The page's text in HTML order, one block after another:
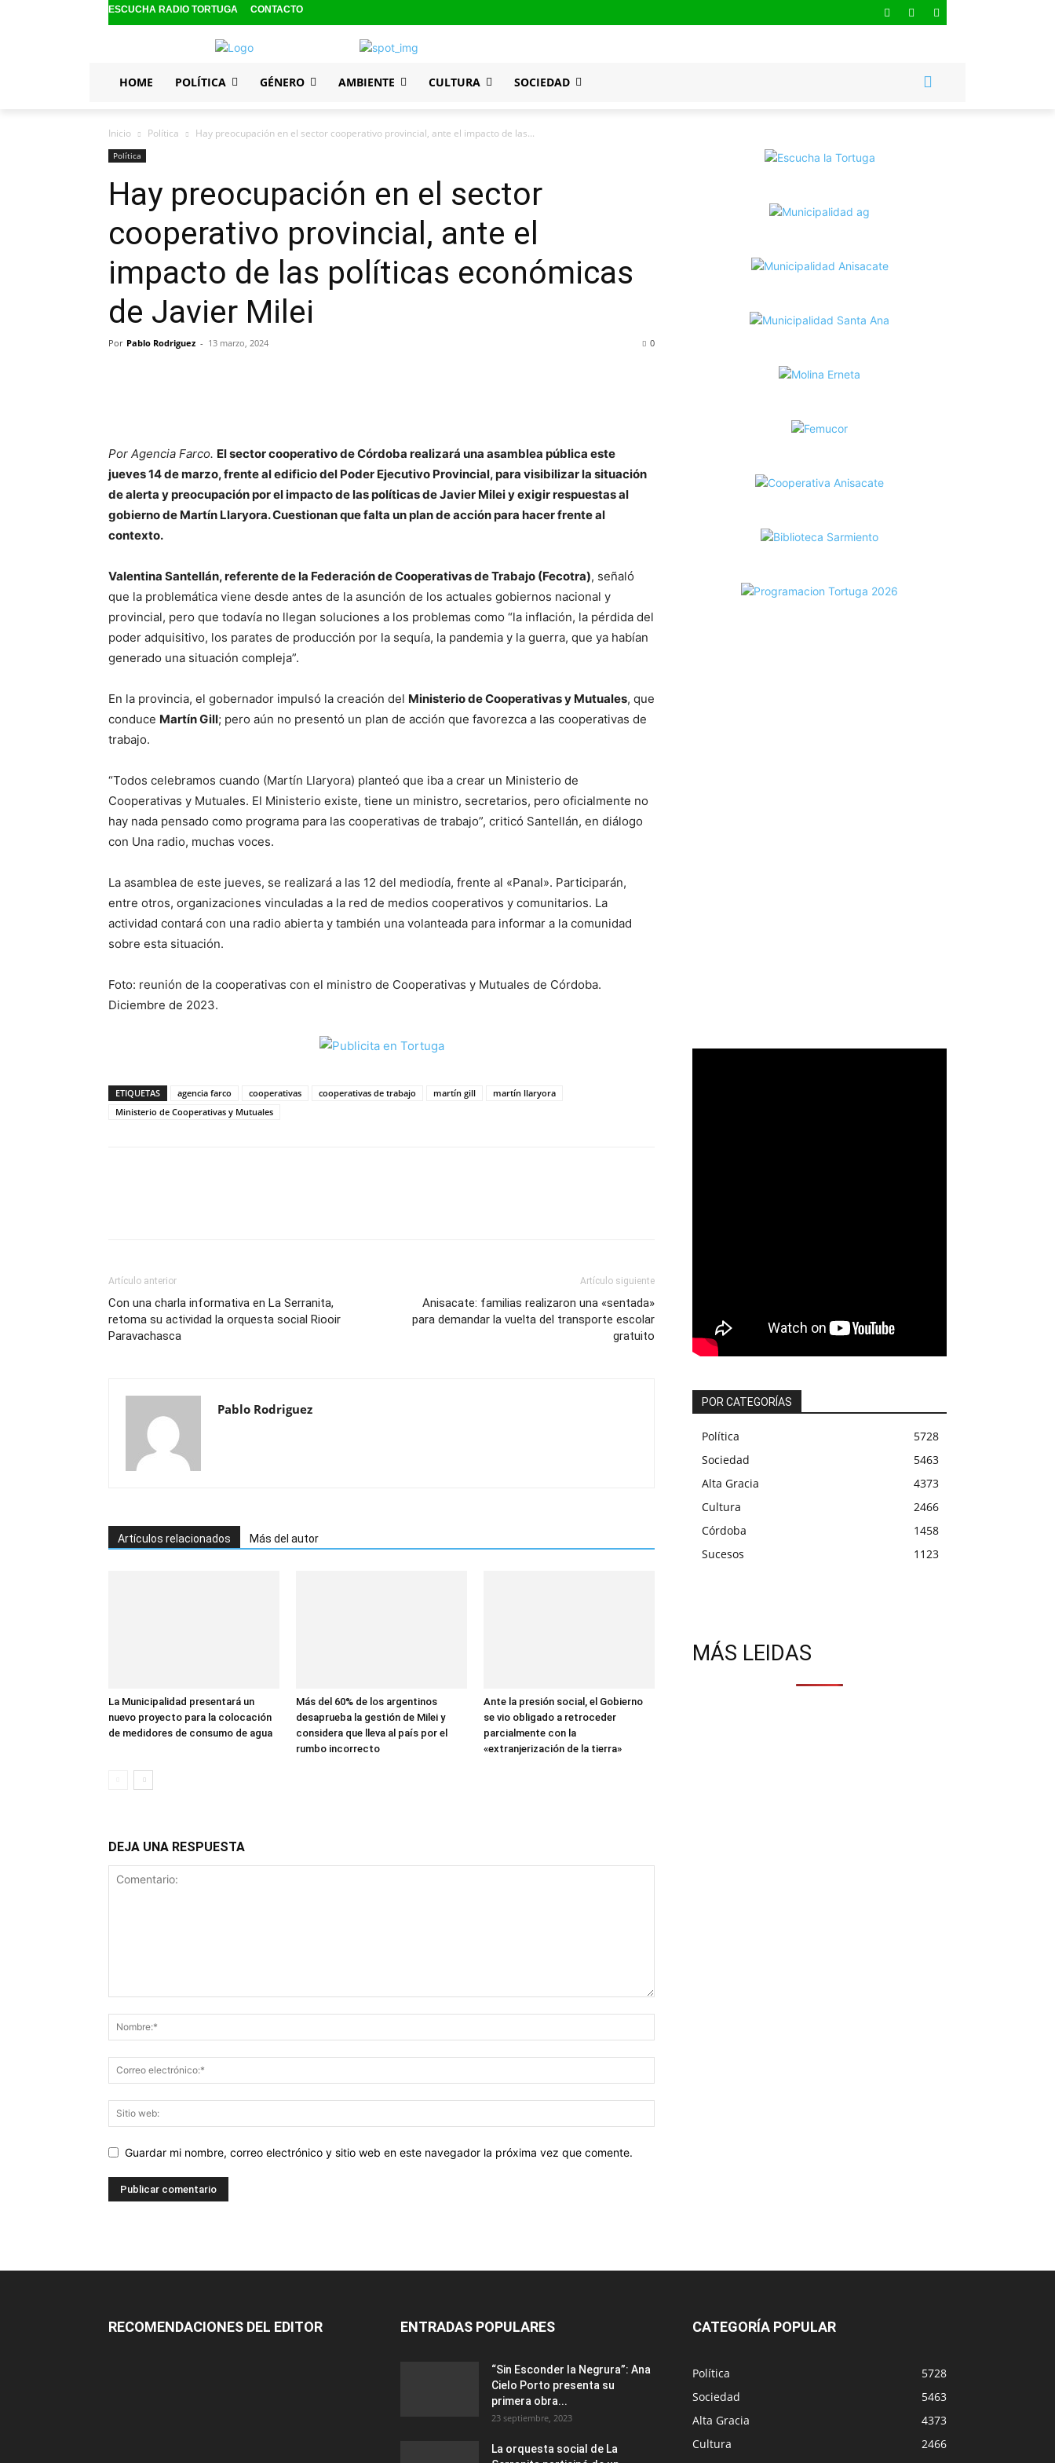
ESCUCHA RADIO TORTUGA CONTACTO
HOME POLÍTICA GÉNERO AMBIENTE CULTURA SOCIEDAD
Inicio Política Hay preocupación en el sector cooperativo provincial, ante el impacto de las...
Política
Hay preocupación en el sector
cooperativo provincial, ante el
impacto de las políticas económicas
de Javier Milei
Por Pablo Rodriguez - 13 marzo, 2024 0
Por Agencia Farco. El sector cooperativo de Córdoba realizará una asamblea pública este
jueves 14 de marzo, frente al edificio del Poder Ejecutivo Provincial, para visibilizar la situación
de alerta y preocupación por el impacto de las políticas de Javier Milei y exigir respuestas al
gobierno de Martín Llaryora. Cuestionan que falta un plan de acción para hacer frente al
contexto.
Valentina Santellán, referente de la Federación de Cooperativas de Trabajo (Fecotra), señaló
que la problemática viene desde antes de la asunción de los actuales gobiernos nacional y
provincial, pero que todavía no llegan soluciones a los problemas como “la inflación, la pérdida del
poder adquisitivo, los parates de producción por la sequía, la pandemia y la guerra, que ya habían
generado una situación compleja”.
En la provincia, el gobernador impulsó la creación del Ministerio de Cooperativas y Mutuales, que
conduce Martín Gill; pero aún no presentó un plan de acción que favorezca a las cooperativas de
trabajo.
“Todos celebramos cuando (Martín Llaryora) planteó que iba a crear un Ministerio de
Cooperativas y Mutuales. El Ministerio existe, tiene un ministro, secretarios, pero oficialmente no
hay nada pensado como programa para las cooperativas de trabajo”, criticó Santellán, en diálogo
con Una radio, muchas voces.
La asamblea de este jueves, se realizará a las 12 del mediodía, frente al «Panal». Participarán,
entre otros, organizaciones vinculadas a la red de medios cooperativos y comunitarios. La
actividad contará con una radio abierta y también una volanteada para informar a la comunidad
sobre esta situación.
Foto: reunión de la cooperativas con el ministro de Cooperativas y Mutuales de Córdoba.
Diciembre de 2023.
ETIQUETAS agencia farco cooperativas cooperativas de trabajo martín gill
martín llaryora
Ministerio de Cooperativas y Mutuales
Artículo anterior
Con una charla informativa en La Serranita,
retoma su actividad la orquesta social Riooir
Paravachasca
Artículo siguiente
Anisacate: familias realizaron una «sentada»
para demandar la vuelta del transporte escolar
gratuito
Pablo Rodriguez
Artículos relacionados Más del autor
La Municipalidad presentará un
nuevo proyecto para la colocación
de medidores de consumo de agua
Más del 60% de los argentinos
desaprueba la gestión de Milei y
considera que lleva al país por el
rumbo incorrecto
Ante la presión social, el Gobierno
se vio obligado a retroceder
parcialmente con la
«extranjerización de la tierra»
DEJA UNA RESPUESTA
Guardar mi nombre, correo electrónico y sitio web en este navegador la próxima vez que comente.
POR CATEGORÍAS
Política
5728
Sociedad
5463
Alta Gracia
4373
Cultura
2466
Córdoba
1458
Sucesos
1123
MÁS LEIDAS
RECOMENDACIONES DEL EDITOR ENTRADAS POPULARES
“Sin Esconder la Negrura”: Ana
Cielo Porto presenta su
primera obra...
23 septiembre, 2023
La orquesta social de La
CATEGORÍA POPULAR
Política
5728
Sociedad
5463
Alta Gracia
4373
Cultura
2466